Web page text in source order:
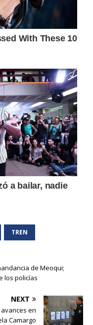
TREN
de Meoqui;
los policías
NEXT
en
Camargo